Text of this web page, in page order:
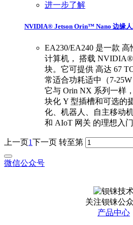
进一步了解
NVIDIA® Jetson Orin™ Nano 边缘
EA230/EA240 是一款
计算机， 搭载 NVIDIA®
块。它可提供 高达 67
常适合功耗适中（7-
它与 Orin NX 系列一样
块化 Y 型插槽和可选的
化、机器人、自主移动
和 AIoT 网关 的理想入门
上一页1下一页 转至第
微信公众号
关注钡铼公
产品中心